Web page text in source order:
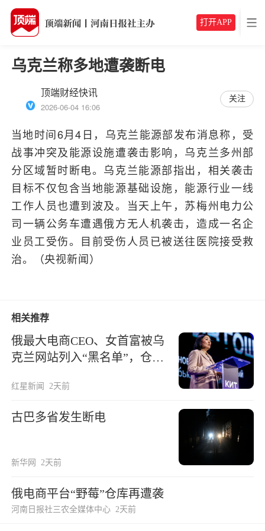
打开APP
乌克兰称多地遭袭断电
顶端财经快讯
2026-06-04 16:06
关注
当地时间6月4日，乌克兰能源部发布消息称，受
战事冲突及能源设施遭袭击影响，乌克兰多州部
分区域暂时断电。乌克兰能源部指出，相关袭击
目标不仅包含当地能源基础设施，能源行业一线
工作人员也遭到波及。当天上午，苏梅州电力公
司一辆公务车遭遇俄方无人机袭击，造成一名企
业员工受伤。目前受伤人员已被送往医院接受救
治。（央视新闻）
相关推荐
俄最大电商CEO、女首富被乌
克兰网站列入“黑名单”，仓库
红星新闻 2天前
古巴多省发生断电
新华网 2天前
俄电商平台“野莓”仓库再遭袭
河南日报社三农全媒体中心 2天前